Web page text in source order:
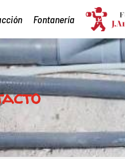
Fontanería
Fontanería